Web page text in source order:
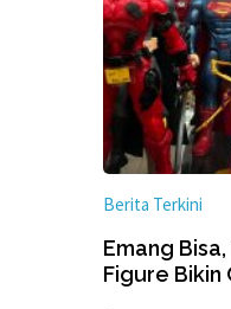
Berita Terkini
Emang
Figure Bikin